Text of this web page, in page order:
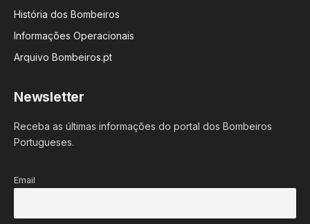
História dos Bombeiros
Informações Operacionais
Arquivo Bombeiros.pt
Newsletter
Receba as últimas informações do portal dos Bombeiros
Portugueses.
Email